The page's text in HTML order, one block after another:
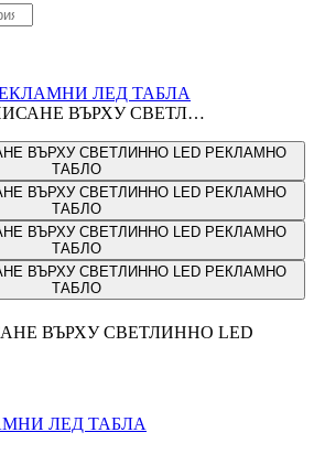
ЛЕД ТАБЛА
ВЪРХУ СВЕТЛ…
ЛЕД ТАБЛА